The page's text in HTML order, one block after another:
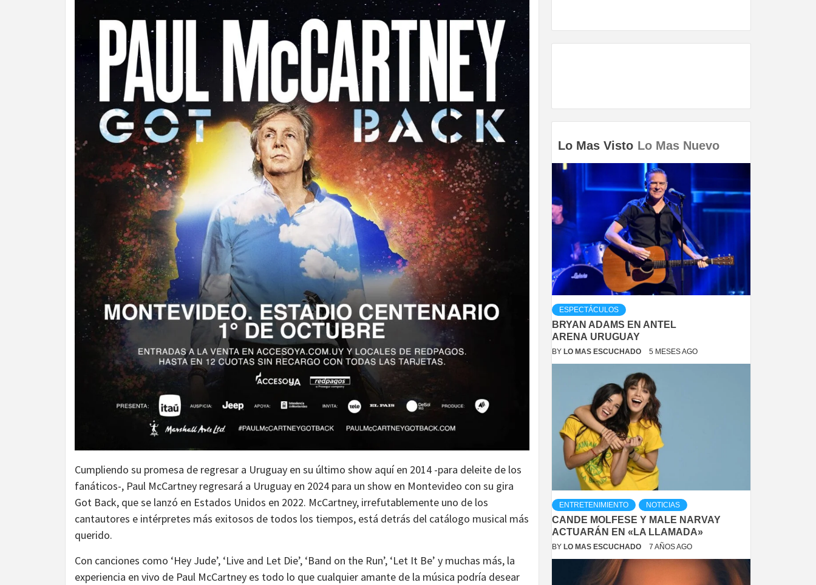
Cumpliendo su promesa de regresar a Uruguay en su último show aquí en 2014 -para deleite de los
fanáticos-, Paul McCartney regresará a Uruguay en 2024 para un show en Montevideo con su gira
Got Back, que se lanzó en Estados Unidos en 2022. McCartney, irrefutablemente uno de los
cantautores e intérpretes más exitosos de todos los tiempos, está detrás del catálogo musical más
querido.
Con canciones como ‘Hey Jude’, ‘Live and Let Die’, ‘Band on the Run’, ‘Let It Be’ y muchas más, la
experiencia en vivo de Paul McCartney es todo lo que cualquier amante de la música podría desear
Lo Mas Visto Lo Mas Nuevo
ESPECTÁCULOS
BRYAN ADAMS EN ANTEL
ARENA URUGUAY
BY LO MAS ESCUCHADO 5 MESES AGO
ENTRETENIMIENTO NOTICIAS
CANDE MOLFESE Y MALE NARVAY
ACTUARÁN EN «LA LLAMADA»
BY LO MAS ESCUCHADO 7 AÑOS AGO